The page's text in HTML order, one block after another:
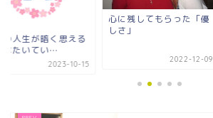
の人生が暗く思える
はたいてい…
2023-10-15
心に残してもらった「優
しさ」
2022-12-09